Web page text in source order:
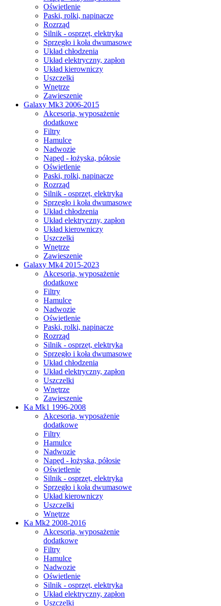
Oświetlenie
Paski, rolki, napinacze
Rozrząd
Silnik - osprzęt, elektryka
Sprzęgło i koła dwumasowe
Układ chłodzenia
Układ elektryczny, zapłon
Układ kierowniczy
Uszczelki
Wnętrze
Zawieszenie
Galaxy Mk3 2006-2015
Akcesoria, wyposażenie
dodatkowe
Filtry
Hamulce
Nadwozie
Napęd - łożyska, półosie
Oświetlenie
Paski, rolki, napinacze
Rozrząd
Silnik - osprzęt, elektryka
Sprzęgło i koła dwumasowe
Układ chłodzenia
Układ elektryczny, zapłon
Układ kierowniczy
Uszczelki
Wnętrze
Zawieszenie
Galaxy Mk4 2015-2023
Akcesoria, wyposażenie
dodatkowe
Filtry
Hamulce
Nadwozie
Oświetlenie
Paski, rolki, napinacze
Rozrząd
Silnik - osprzęt, elektryka
Sprzęgło i koła dwumasowe
Układ chłodzenia
Układ elektryczny, zapłon
Uszczelki
Wnętrze
Zawieszenie
Ka Mk1 1996-2008
Akcesoria, wyposażenie
dodatkowe
Filtry
Hamulce
Nadwozie
Napęd - łożyska, półosie
Oświetlenie
Silnik - osprzęt, elektryka
Sprzęgło i koła dwumasowe
Układ kierowniczy
Uszczelki
Wnętrze
Ka Mk2 2008-2016
Akcesoria, wyposażenie
dodatkowe
Filtry
Hamulce
Nadwozie
Oświetlenie
Silnik - osprzęt, elektryka
Układ elektryczny, zapłon
Uszczelki